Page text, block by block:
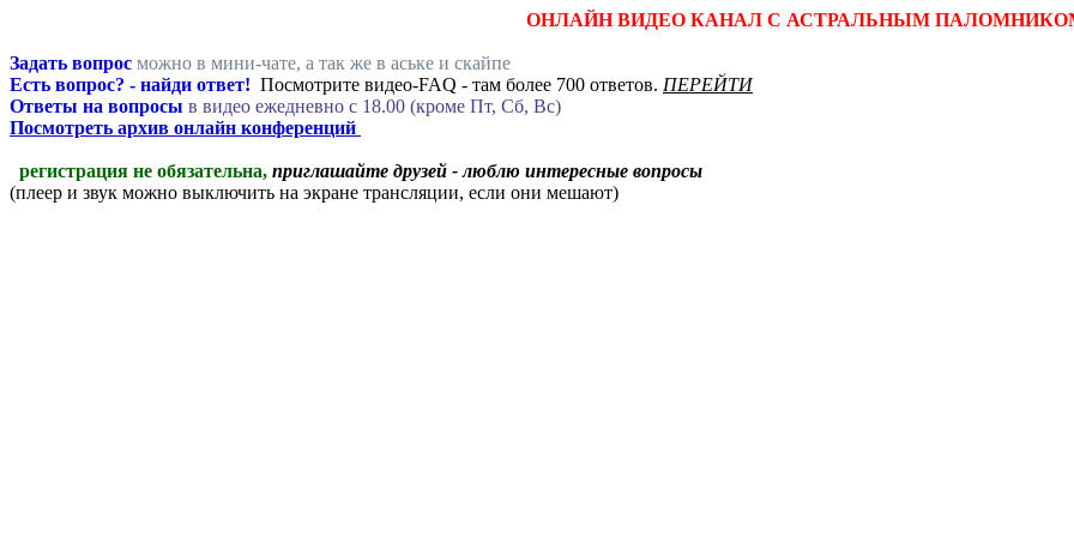
ОНЛАЙН ВИДЕО КАНАЛ С АСТРАЛЬНЫМ
Задать вопрос можно в мини-чате, а так же в аське и скайпе
Есть вопрос? - найди ответ! Посмотрите видео-FAQ - там более 700 ответов. ПЕРЕЙТИ
Ответы на вопросы в видео ежедневно c 18.00 (кроме Пт, Сб, Вс)
Посмотреть архив онлайн конференций
регистрация не обязательна, приглашайте друзей - люблю интересные вопросы
(плеер и звук можно выключить на экране трансляции, если они мешают)